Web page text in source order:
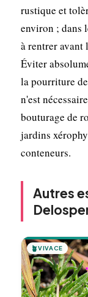
rustique et
environ ; dans
à rentrer avant
Éviter
la pourriture
n'est
bouturage de
jardins
conteneurs.
Autres
🪴VIVACE